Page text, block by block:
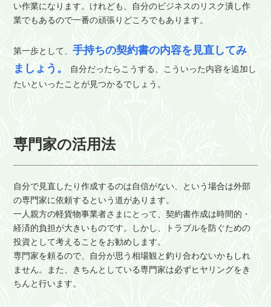
い作業になります。けれども、自分のビジネスのリスク潰し作
業でもあるので一番の頑張りどころでもあります。
第一歩として、手持ちの契約書の内容を見直してみ
ましょう。
自分だったらこうする、こういった内容を追加し
たいといったことが見つかるでしょう。
専門家の活用法
自分で見直したり作成するのは自信がない、という場合は外部
の専門家に依頼するという道があります。
一人親方の軽貨物事業者さまにとって、契約書作成は時間的・
経済的負担が大きいものです。しかし、トラブルを防ぐための
投資として考えることをお勧めします。
専門家を頼るので、自分が思う相場観と釣り合わないかもしれ
ません。また、きちんとしている専門家は必ずヒヤリングをき
ちんと行います。